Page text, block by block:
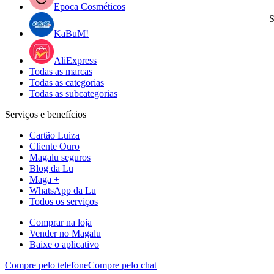
Epoca Cosméticos
KaBuM!
AliExpress
Todas as marcas
Todas as categorias
Todas as subcategorias
Serviços e benefícios
Cartão Luiza
Cliente Ouro
Magalu seguros
Blog da Lu
Maga +
WhatsApp da Lu
Todos os serviços
Comprar na loja
Vender no Magalu
Baixe o aplicativo
Compre pelo telefoneCompre pelo chat